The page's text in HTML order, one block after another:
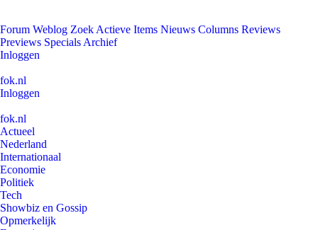
Forum Weblog Zoek Actieve Items Nieuws Columns Reviews
Previews Specials Archief
Inloggen
fok.nl
Inloggen
fok.nl
Actueel
Nederland
Internationaal
Economie
Politiek
Tech
Showbiz en Gossip
Opmerkelijk